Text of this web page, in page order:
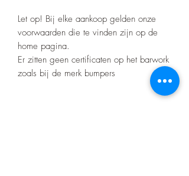
Let op! Bij elke aankoop gelden onze
voorwaarden die te vinden zijn op de
home pagina.
Er zitten geen certificaten op het barwork
zoals bij de merk bumpers